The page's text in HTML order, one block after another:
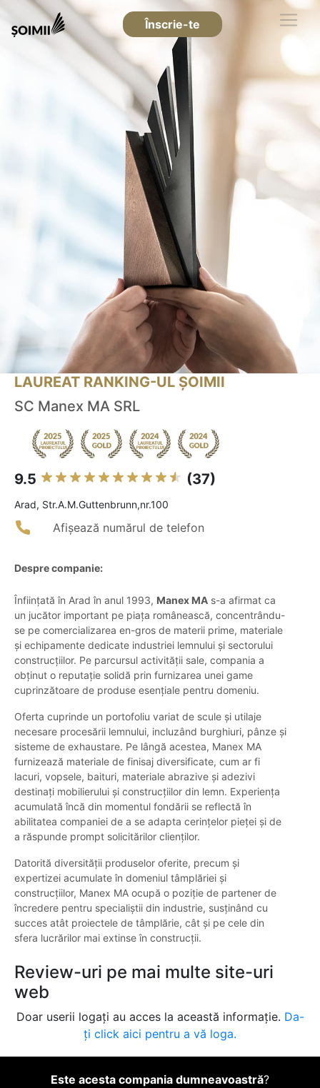
Înscrie-te
LAUREAT RANKING-UL ȘOIMII
SC Manex MA SRL
9.5 (37)
Arad, Str.A.M.Guttenbrunn,nr.100
Afișează numărul de telefon
Despre companie:
Înființată în Arad în anul 1993, Manex MA s-a afirmat ca
un jucător important pe piața românească, concentrându-
se pe comercializarea en-gros de materii prime, materiale
și echipamente dedicate industriei lemnului și sectorului
construcțiilor. Pe parcursul activității sale, compania a
obținut o reputație solidă prin furnizarea unei game
cuprinzătoare de produse esențiale pentru domeniu.
Oferta cuprinde un portofoliu variat de scule și utilaje
necesare procesării lemnului, incluzând burghiuri, pânze și
sisteme de exhaustare. Pe lângă acestea, Manex MA
furnizează materiale de finisaj diversificate, cum ar fi
lacuri, vopsele, baituri, materiale abrazive și adezivi
destinați mobilierului și construcțiilor din lemn. Experiența
acumulată încă din momentul fondării se reflectă în
abilitatea companiei de a se adapta cerințelor pieței și de
a răspunde prompt solicitărilor clienților.
Datorită diversității produselor oferite, precum și
expertizei acumulate în domeniul tâmplăriei și
construcțiilor, Manex MA ocupă o poziție de partener de
încredere pentru specialiștii din industrie, susținând cu
succes atât proiectele de tâmplărie, cât și pe cele din
sfera lucrărilor mai extinse în construcții.
Review-uri pe mai multe site-uri
web
Doar userii logați au acces la această informație. Da-
ți click aici pentru a vă loga.
Este acesta compania dumneavoastră?